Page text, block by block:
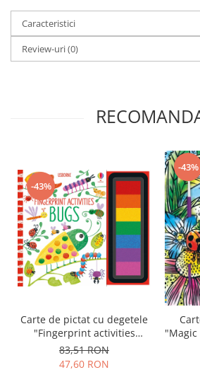
Caracteristici
Review-uri(0)
-43%
Carte de pictat cu degetele
"Fingerprint activities
Bugs", Usborne
83,51 RON
47,60 RON
-43%
"Magic